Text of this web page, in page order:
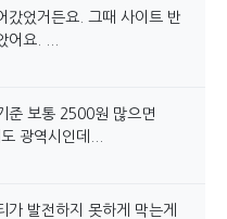
갔었거든요. 그때 사이트 반
어요. ...
준 보통 2500원 많으면
광역시인데...
발전하지 못하게 막는게